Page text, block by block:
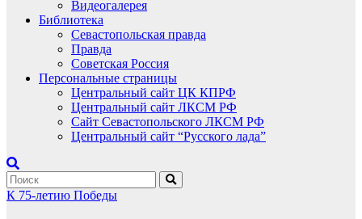
Видеогалерея
Библиотека
Севастопольская правда
Правда
Советская Россия
Персональные страницы
Центральный сайт ЦК КПРФ
Центральный сайт ЛКСМ РФ
Сайт Севастопольского ЛКСМ РФ
Центральный сайт “Русского лада”
К 75-летию Победы